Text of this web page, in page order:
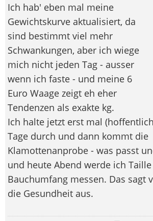
Ich hab' eben mal meine
Gewichtskurve aktualisiert, da
sind bestimmt viel mehr
Schwankungen, aber ich wiege
mich nicht jeden Tag - ausser
wenn ich faste - und meine 6
Euro Waage zeigt eh eher
Tendenzen als exakte kg.
Ich halte jetzt erst mal
Tage durch und dann kommt die
Klamottenanprobe - was passt
und heute Abend werde ich
Bauchumfang messen. Das sagt
die Gesundheit aus.